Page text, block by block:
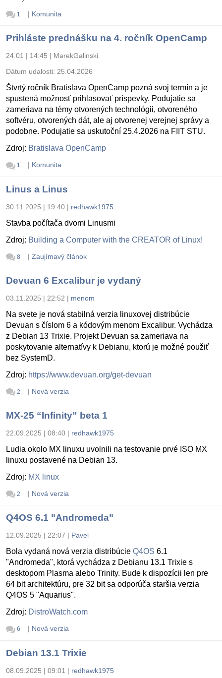
1 | Komunita
Prihláste prednášku na 4. ročník OpenCamp
24.01 | 14:45 | MarekGalinski
Dátum udalosti: 25.04.2026
Štvrtý ročník Bratislava OpenCamp pozná svoj termín a je
spustená možnosť prihlasovať príspevky. Podujatie sa
zameriava na témy otvorených technológii, otvoreného
softvéru, otvorených dát, ale aj otvorenej verejnej správy a
podobne. Podujatie sa uskutoční 25.4.2026 na FIIT STU.
Zdroj: Bratislava OpenCamp
1 | Komunita
Linus a Linus
30.11.2025 | 19:40 | redhawk1975
Stavba počítača dvomi Linusmi
Zdroj: Building a Computer with the CREATOR of Linux!
8 | Zaujímavý článok
Devuan 6 Excalibur je vydaný
03.11.2025 | 22:52 | menom
Na svete je nová stabilná verzia linuxovej distribúcie
Devuan s číslom 6 a kódovým menom Excalibur. Vychádza
z Debian 13 Trixie. Projekt Devuan sa zameriava na
poskytovanie alternatívy k Debianu, ktorú je možné použiť
bez SystemD.
Zdroj: https://www.devuan.org/get-devuan
2 | Nová verzia
MX-25 “Infinity” beta 1
22.09.2025 | 08:40 | redhawk1975
Ludia okolo MX linuxu uvolnili na testovanie prvé ISO MX
linuxu postavené na Debian 13.
Zdroj: MX linux
2 | Nová verzia
Q4OS 6.1 "Andromeda"
12.09.2025 | 22:07 | Pavel
Bola vydaná nová verzia distribúcie Q4OS 6.1
"Andromeda", ktorá vychádza z Debianu 13.1 Trixie s
desktopom Plasma alebo Trinity. Bude k dispozícii len pre
64 bit architektúru, pre 32 bit sa odporúča staršia verzia
Q4OS 5 "Aquarius".
Zdroj: DistroWatch.com
6 | Nová verzia
Debian 13.1 Trixie
08.09.2025 | 09:01 | redhawk1975